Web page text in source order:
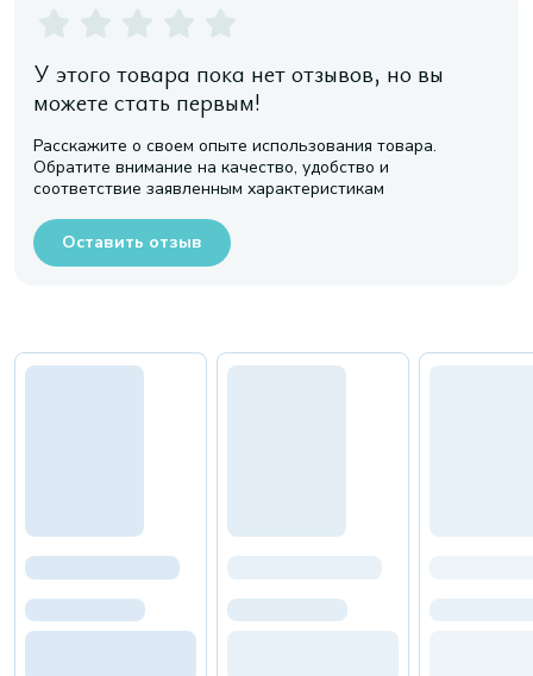
У этого товара пока нет отзывов, но вы
можете стать первым!
Расскажите о своем опыте использования товара.
Обратите внимание на качество, удобство и
соответствие заявленным характеристикам
Оставить отзыв